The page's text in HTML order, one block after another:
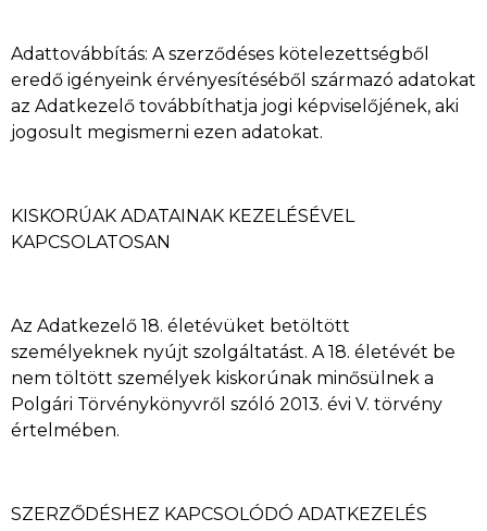
Adattovábbítás: A szerződéses kötelezettségből
eredő igényeink érvényesítéséből származó adatokat
az Adatkezelő továbbíthatja jogi képviselőjének, aki
jogosult megismerni ezen adatokat.
KISKORÚAK ADATAINAK KEZELÉSÉVEL
KAPCSOLATOSAN
Az Adatkezelő 18. életévüket betöltött
személyeknek nyújt szolgáltatást. A 18. életévét be
nem töltött személyek kiskorúnak minősülnek a
Polgári Törvénykönyvről szóló 2013. évi V. törvény
értelmében.
SZERZŐDÉSHEZ KAPCSOLÓDÓ ADATKEZELÉS